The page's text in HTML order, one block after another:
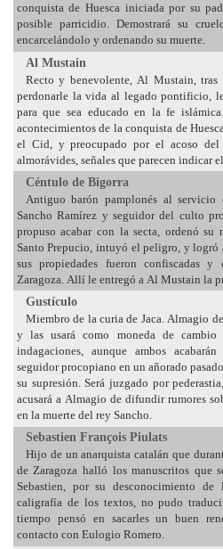
conquista de Huesca iniciada por su
posible parricidio. Demostrará su
encarcelándolo y ordenando su muerte.
Al Mustain
Recto y benevolente, Al Mustain,
perdonarle la vida al legado pontificio,
para que sea educado en la fe
acontecimientos de la conquista de
el Cid, y preocupado por el acoso
almorávides, señales que parecen indicar
Céntulo de Bigorra
Antiguo barón pamplonés al
Sancho Ramírez y seguidor del culto
propuso acabar con la secta, ordenó su
Santo Prepucio, intuyó el peligro, y logró
sus propiedades fueron confiscadas
Zaragoza. Allí le entregó a Al Mustain la
Gustículo
Miembro de la curia de Jaca. Almagio
y las usará como moneda de cambio
indagaciones, aunque ambos
seguidor procopiano en un añorado
su supresión. Será juzgado por
acusará a Almagio de difundir rumores
en la muerte del rey Sancho.
Sebastien François Piulats
Hijo de un anarquista catalán que
de Zaragoza halló los manuscritos que
Sebastien, por su desconocimiento
caligrafía de los textos, no pudo
tiempo pensó en sacarles un buen
contacto con Eulogio Romero.